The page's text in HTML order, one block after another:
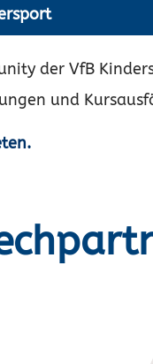
der VfB
und